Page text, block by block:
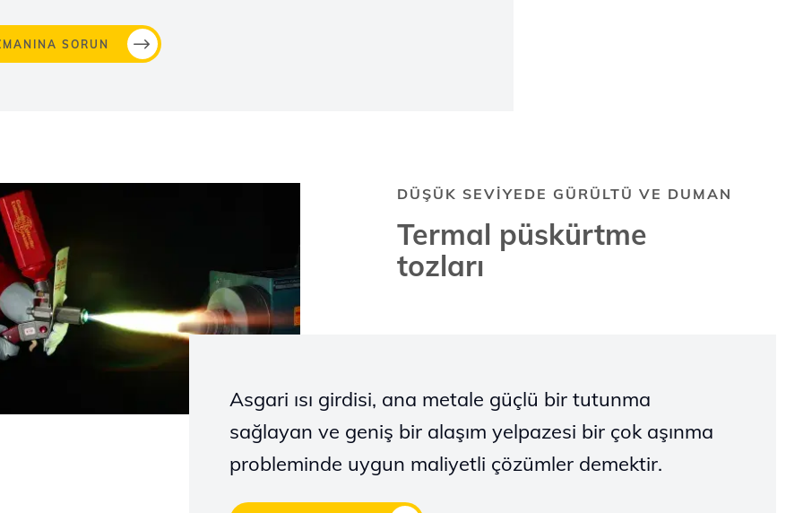
SORUN
DÜŞÜK SEVİYEDE GÜRÜLTÜ VE DUMAN
Termal püskürtme
tozları
Asgari ısı girdisi, ana metale güçlü bir tutunma
sağlayan ve geniş bir alaşım yelpazesi bir çok aşınma
probleminde uygun maliyetli çözümler demektir.